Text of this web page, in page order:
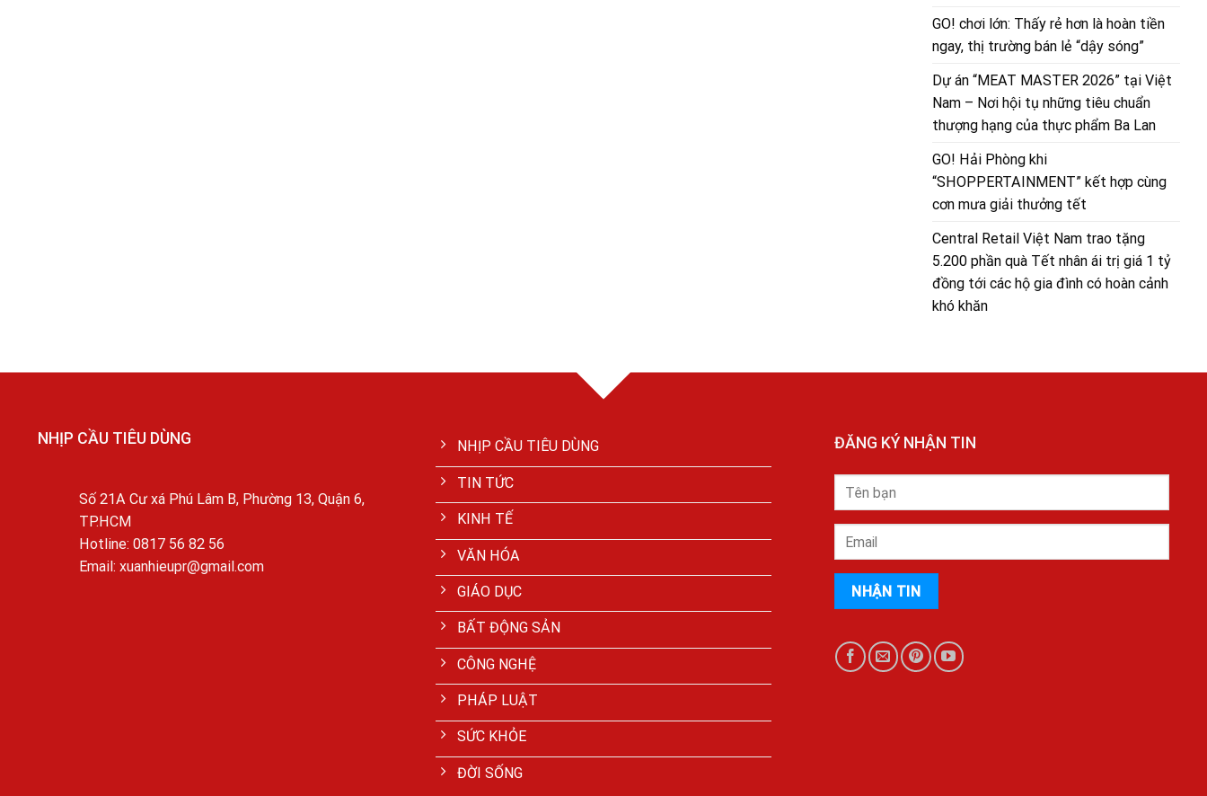
GO! chơi lớn: Thấy rẻ hơn là hoàn tiền
ngay, thị trường bán lẻ “dậy sóng”
Dự án “MEAT MASTER 2026” tại Việt
Nam – Nơi hội tụ những tiêu chuẩn
thượng hạng của thực phẩm Ba Lan
GO! Hải Phòng khi
“SHOPPERTAINMENT” kết hợp cùng
cơn mưa giải thưởng tết
Central Retail Việt Nam trao tặng
5.200 phần quà Tết nhân ái trị giá 1 tỷ
đồng tới các hộ gia đình có hoàn cảnh
khó khăn
NHỊP CẦU TIÊU DÙNG
Số 21A Cư xá Phú Lâm B, Phường 13, Quận 6,
TP.HCM
Hotline: 0817 56 82 56
Email: xuanhieupr@gmail.com
NHỊP CẦU TIÊU DÙNG
TIN TỨC
KINH TẾ
VĂN HÓA
GIÁO DỤC
BẤT ĐỘNG SẢN
CÔNG NGHỆ
PHÁP LUẬT
SỨC KHỎE
ĐỜI SỐNG
ĐĂNG KÝ NHẬN TIN